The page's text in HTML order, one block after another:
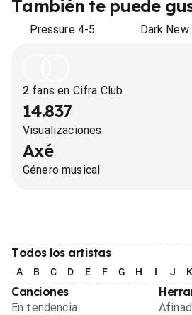
También te puede
Pressure 4-5 Dark New
2 fans en Cifra Club
14.837
Visualizaciones
Axé
Género musical
Todos los artistas
A B C D E F G H I J K
Canciones
En tendencia